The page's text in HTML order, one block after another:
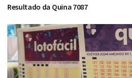
Resultado da Quina 7087